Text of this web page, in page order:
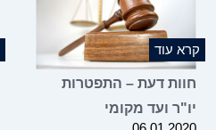
קרא עוד
חוות דעת – התפטרות
יו"ר ועד מקומי